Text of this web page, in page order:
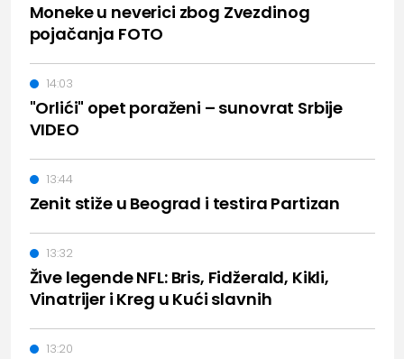
Moneke u neverici zbog Zvezdinog
pojačanja FOTO
"Orlići" opet poraženi – sunovrat Srbije
VIDEO
14:03
Zenit stiže u Beograd i testira Partizan
13:44
Žive legende NFL: Bris, Fidžerald, Kikli,
Vinatrijer i Kreg u Kući slavnih
13:32
13:20